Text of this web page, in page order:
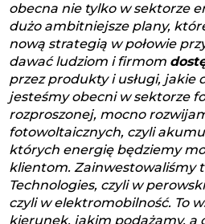
obecna nie tylko w sektorze
dużo ambitniejsze plany,
nową strategią w połowie
dawać ludziom i firmom
przez produkty i usługi, jakie
jesteśmy obecni w sektorze
rozproszonej, mocno
fotowoltaicznych, czyli
których energię będziemy
klientom. Zainwestowaliśmy
Technologies, czyli w
czyli w elektromobilność. To
kierunek, jakim podążamy, a